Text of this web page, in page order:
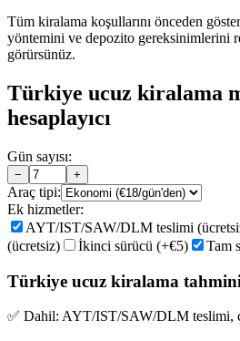
Tüm kiralama koşullarını önceden
yöntemini ve depozito gereksinimlerini
görürsünüz.
Türkiye ucuz kiralama
hesaplayıcı
Gün sayısı:
− +
Araç tipi:
Ek hizmetler:
AYT/IST/SAW/DLM teslimi
(ücretsiz)
İkinci sürücü (+€5) Tam
Türkiye ucuz kiralama
✅ Dahil: AYT/IST/SAW/DLM teslimi,